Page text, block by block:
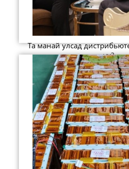
Та манай улсад
уу?